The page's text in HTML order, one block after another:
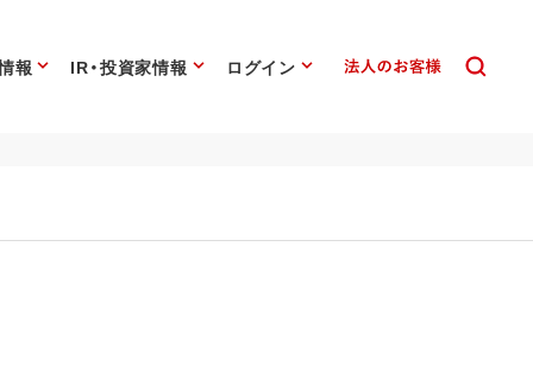
報 IR・投資家情報 ログイン